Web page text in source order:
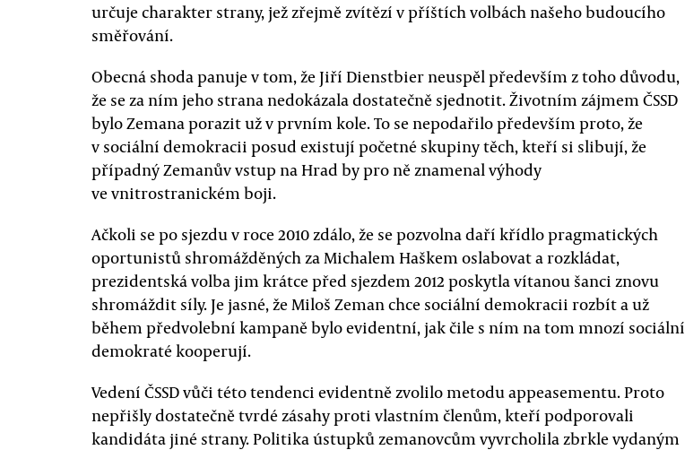
určuje charakter strany, jež zřejmě zvítězí v příštích volbách našeho budoucího
směřování.
Obecná shoda panuje v tom, že Jiří Dienstbier neuspěl především z toho důvodu,
že se za ním jeho strana nedokázala dostatečně sjednotit. Životním zájmem ČSSD
bylo Zemana porazit už v prvním kole. To se nepodařilo především proto, že
v sociální demokracii posud existují početné skupiny těch, kteří si slibují, že
případný Zemanův vstup na Hrad by pro ně znamenal výhody
ve vnitrostranickém boji.
Ačkoli se po sjezdu v roce 2010 zdálo, že se pozvolna daří křídlo pragmatických
oportunistů shromážděných za Michalem Haškem oslabovat a rozkládat,
prezidentská volba jim krátce před sjezdem 2012 poskytla vítanou šanci znovu
shromáždit síly. Je jasné, že Miloš Zeman chce sociální demokracii rozbít a už
během předvolební kampaně bylo evidentní, jak čile s ním na tom mnozí sociální
demokraté kooperují.
Vedení ČSSD vůči této tendenci evidentně zvolilo metodu appeasementu. Proto
nepřišly dostatečně tvrdé zásahy proti vlastním členům, kteří podporovali
kandidáta jiné strany. Politika ústupků zemanovcům vyvrcholila zbrkle vydaným